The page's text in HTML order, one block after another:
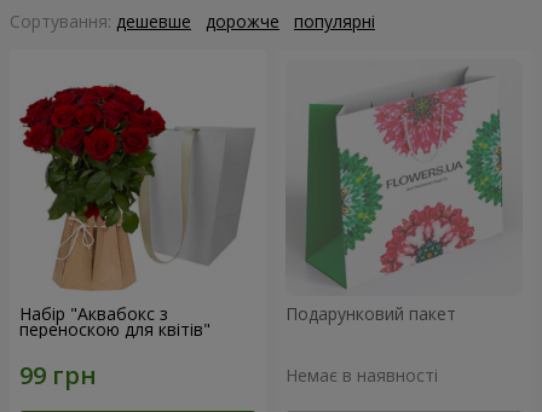
Сортування: дешевше дорожче популярні
Набір "Аквабокс з
переноскою для квітів"
Подарунковий пакет
Немає в наявності